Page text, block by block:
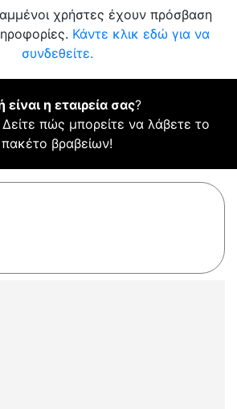
χρήστες έχουν πρόσβαση
Κάντε κλικ εδώ για να
συνδεθείτε.
είναι η εταιρεία σας?
Δείτε πώς μπορείτε να λάβετε το
πακέτο βραβείων!